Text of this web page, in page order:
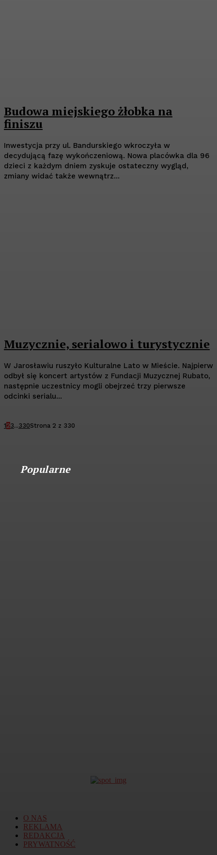
Budowa miejskiego żłobka na
finiszu
Inwestycja przy ul. Bandurskiego wkroczyła w
decydującą fazę wykończeniową. Nowa placówka dla 96
dzieci z każdym dniem zyskuje ostateczny wygląd,
zmiany widać także wewnątrz...
Muzycznie, serialowo i turystycznie
W Jarosławiu ruszyło Kulturalne Lato w Mieście. Najpierw
odbył się koncert artystów z Fundacji Muzycznej Rubato,
następnie uczestnicy mogli obejrzeć trzy pierwsze
odcinki serialu...
123...330Strona 2 z 330
Popularne
O NAS
REKLAMA
REDAKCJA
PRYWATNOŚĆ